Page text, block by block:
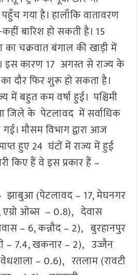
गया है। हालाँकि वातावरण
बारिश हो सकती है। 15
चक्रवात बंगाल की खाड़ी में
इस कारण 17 अगस्त से राज्य के
दौर फिर शुरू हो सकता है।
में बहुत कम वर्षा हुई। पश्चिमी
जिले के पेटलावद में सर्वाधिक
गई। मौसम विभाग द्वारा आज
हुए 24 घंटों में राज्य में हुई
किए हैं वे इस प्रकार हैं –
झाबुआ (पेटलावद – 17, मेघनगर
एग्रो ओब्स – 0.8), देवास
– 6, कन्नौद – 2), बुरहानपुर
– 7.4, खकनार – 2), उज्जैन
– 0.6), रतलाम (रावटी